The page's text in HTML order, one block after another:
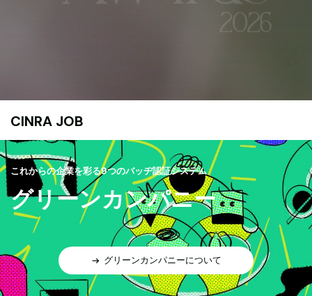
CINRA JOB
これからの企業を彩る9つのバッヂ認証システム
グリーンカンパニー
グリーンカンパニーについて